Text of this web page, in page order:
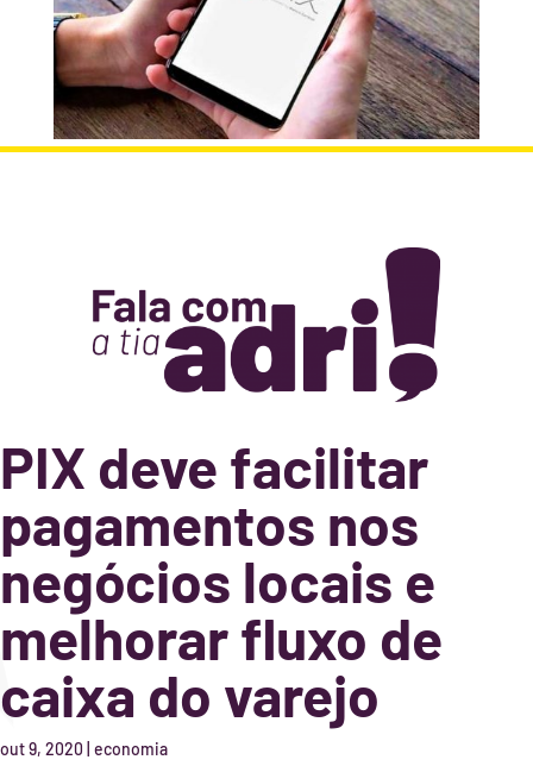
PIX deve facilitar
pagamentos nos
negócios locais e
melhorar fluxo de
caixa do varejo
out 9, 2020 economia